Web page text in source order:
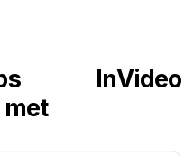
InVideo